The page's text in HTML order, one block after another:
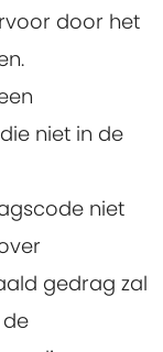
door het
niet in de
niet
gedrag zal